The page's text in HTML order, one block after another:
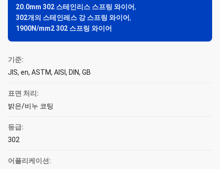
20.0mm 302 스테인리스 스프링 와이어,
302개의 스테인레스 강 스프링 와이어,
1900N/mm2 302 스프링 와이어
기준:
JIS, en, ASTM, AISI, DIN, GB
표면 처리:
밝은/비누 코팅
등급:
302
어플리케이션: